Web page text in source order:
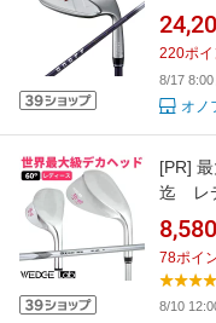
LADY
220ポイ
8/17
オノ
[PR]
迄 レ
ジ 60°
【製造
8,580
78ポイ
8/10